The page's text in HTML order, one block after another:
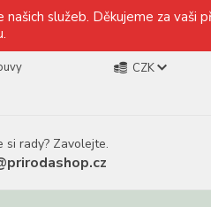
služeb. Děkujeme za vaši
CZK
si rady? Zavolejte.